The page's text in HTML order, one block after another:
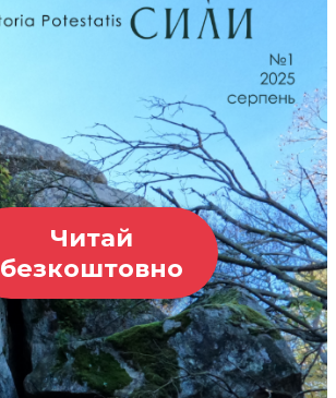
Читай
безкоштовно